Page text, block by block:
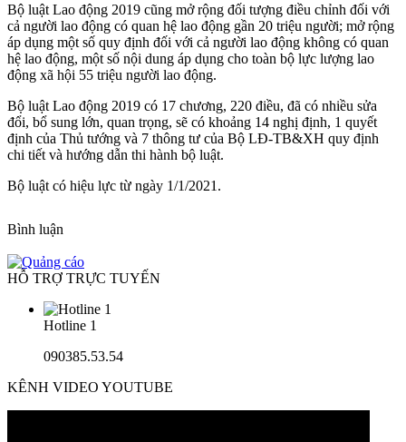
Bộ luật Lao động 2019 cũng mở rộng đối tượng điều chỉnh đối với
cả người lao động có quan hệ lao động gần 20 triệu người; mở rộng
áp dụng một số quy định đối với cả người lao động không có quan
hệ lao động, một số nội dung áp dụng cho toàn bộ lực lượng lao
động xã hội 55 triệu người lao động.
Bộ luật Lao động 2019 có 17 chương, 220 điều, đã có nhiều sửa
đổi, bổ sung lớn, quan trọng, sẽ có khoảng 14 nghị định, 1 quyết
định của Thủ tướng và 7 thông tư của Bộ LĐ-TB&XH quy định
chi tiết và hướng dẫn thi hành bộ luật.
Bộ luật có hiệu lực từ ngày 1/1/2021.
Bình luận
HỖ TRỢ TRỰC TUYẾN
Hotline 1
090385.53.54
KÊNH VIDEO YOUTUBE